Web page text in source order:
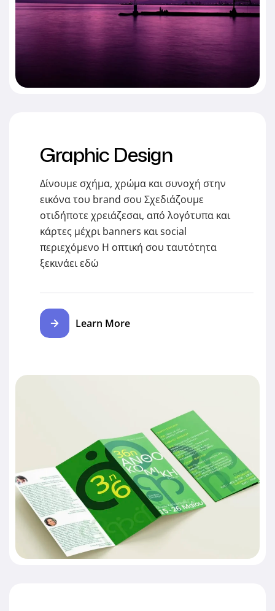
Graphic Design
Δίνουμε σχήμα, χρώμα και συνοχή στην
εικόνα του brand σου Σχεδιάζουμε
οτιδήποτε χρειάζεσαι, από λογότυπα και
κάρτες μέχρι banners και social
περιεχόμενο Η οπτική σου ταυτότητα
ξεκινάει εδώ
Learn More